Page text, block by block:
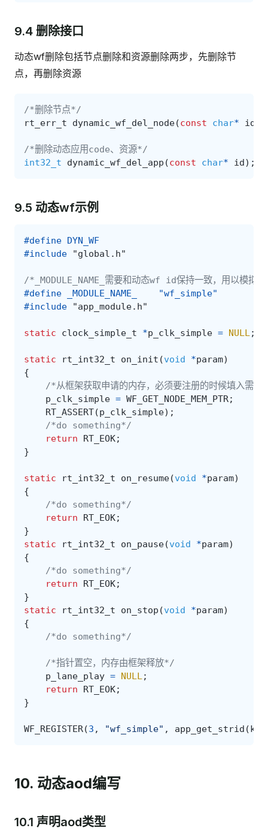
9.4 删除接口
动态wf删除包括节点删除和资源删除两步，先删除节
点，再删除资源
/*删除节点*/
rt_err_t
dynamic_wf_del_node(const char* id
/*删除动态应用code、资源*/
int32_t
dynamic_wf_del_app (const char* id);
9.5 动态wf示例
#define DYN_WF
#include
"global.h"
/*_MODULE_NAME_需要和动态wf id保持一致，用以模拟
#define _MODULE_NAME_    "wf_simple"
#include
"app_module.h"
static clock_simple_t *p_clk_simple = NULL ;
static rt_int32_t on_init (void *param)
{
/*从框架获取申请的内存，必须要注册的时候填入需
p_clk_simple = WF_GET_NODE_MEM_PTR;
RT_ASSERT(p_clk_simple);
/*do something*/
return
RT_EOK;
}
static rt_int32_t on_resume(void *param)
{
/*do something*/
return
RT_EOK;
}
static
rt_int32_t on_pause(void *param)
{
/*do something*/
return
RT_EOK;
}
static
rt_int32_t on_stop (void *param)
{
/*do something*/
/*指针置空，内存由框架释放*/
p_lane_play = NULL ;
return
RT_EOK;
}
WF_REGISTER(3 , "wf_simple" , app_get_strid (
10. 动态aod编写
10.1 声明aod类型